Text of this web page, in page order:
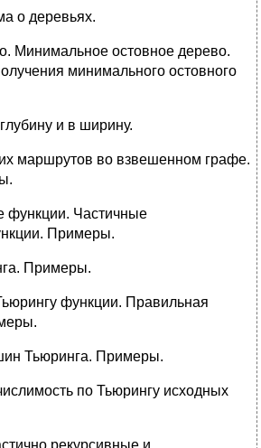
о деревьях.
Минимальное остовное дерево.
минимального остовного
и в ширину.
маршрутов во взвешенном графе.
функции. Частичные
Примеры.
Примеры.
функции. Правильная
Тьюринга. Примеры.
по Тьюрингу исходных